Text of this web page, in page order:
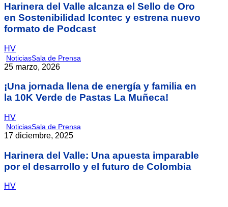
Harinera del Valle alcanza el Sello de Oro
en Sostenibilidad Icontec y estrena nuevo
formato de Podcast
HV
NoticiasSala de Prensa
25 marzo, 2026
¡Una jornada llena de energía y familia en
la 10K Verde de Pastas La Muñeca!
HV
NoticiasSala de Prensa
17 diciembre, 2025
Harinera del Valle: Una apuesta imparable
por el desarrollo y el futuro de Colombia
HV